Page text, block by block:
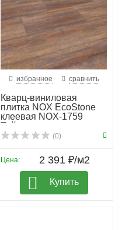
избранное сравнить
Кварц-виниловая
плитка NOX EcoStone
клеевая NOX-1759
Тейде
(0)
Цена: 2 391 ₽/м2
Купить